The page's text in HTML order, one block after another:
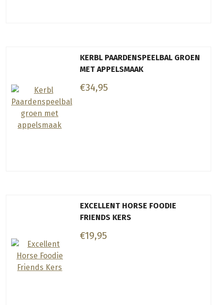
KERBL PAARDENSPEELBAL GROEN
MET APPELSMAAK
€34,95
EXCELLENT HORSE FOODIE
FRIENDS KERS
€19,95